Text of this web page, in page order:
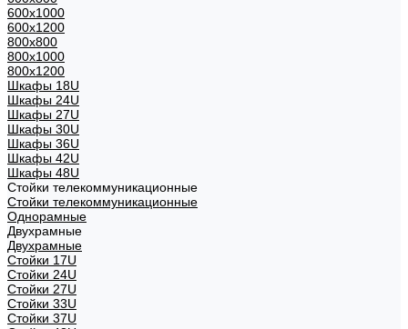
600х1000
600х1200
800x800
800х1000
800х1200
Шкафы 18U
Шкафы 24U
Шкафы 27U
Шкафы 30U
Шкафы 36U
Шкафы 42U
Шкафы 48U
Стойки телекоммуникационные
Стойки телекоммуникационные
Однорамные
Двухрамные
Двухрамные
Стойки 17U
Стойки 24U
Стойки 27U
Стойки 33U
Стойки 37U